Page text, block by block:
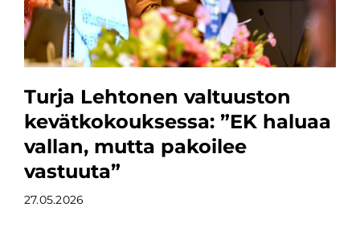
Turja Lehtonen valtuuston
kevätkokouksessa: ”EK haluaa
vallan, mutta pakoilee
vastuuta”
27.05.2026